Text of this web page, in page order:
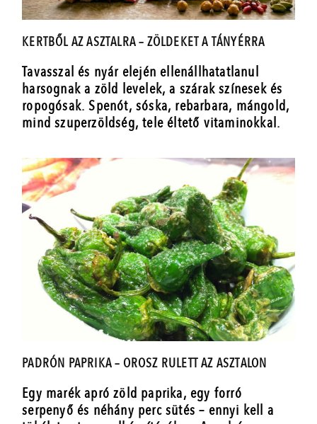
KERTBŐL AZ ASZTALRA – ZÖLDEKET A TÁNYÉRRA
Tavasszal és nyár elején ellenállhatatlanul
harsognak a zöld levelek, a szárak színesek és
ropogósak. Spenót, sóska, rebarbara, mángold,
mind szuperzöldség, tele éltető vitaminokkal.
PADRÓN PAPRIKA – OROSZ RULETT AZ ASZTALON
Egy marék apró zöld paprika, egy forró
serpenyő és néhány perc sütés – ennyi kell a